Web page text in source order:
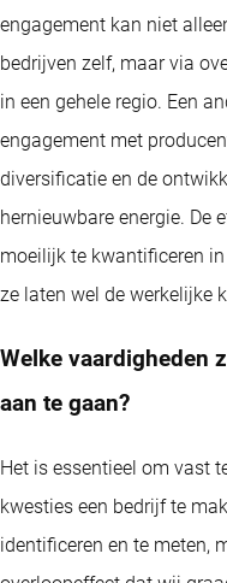
engagement kan niet
bedrijven zelf, maar via
in een gehele regio. Een
engagement met
diversificatie en de
hernieuwbare energie. De
moeilijk te kwantificeren
ze laten wel de werkelijke
Welke vaardigheden
aan te gaan?
Het is essentieel om vast
kwesties een bedrijf te
identificeren en te meten,